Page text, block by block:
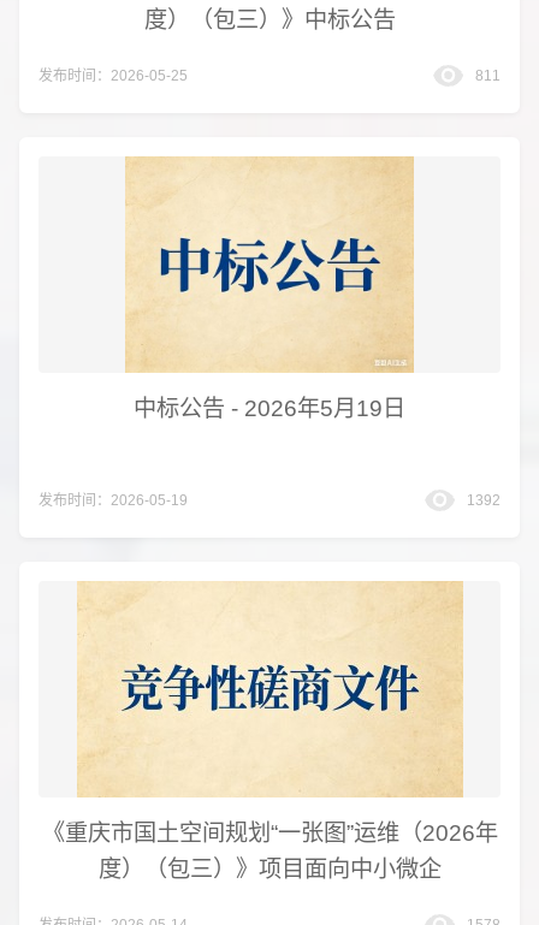
度）（包三）》中标公告
发布时间：2026-05-25 811
中标公告 - 2026年5月19日
发布时间：2026-05-19 1392
《重庆市国土空间规划“一张图”运维（2026年
度）（包三）》项目面向中小微企